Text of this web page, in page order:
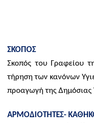
ΣΚΟΠΟΣ
Σκοπός του Γραφείου
τήρηση των κανόνων
προαγωγή της Δημόσιας
ΑΡΜΟΔΙΟΤΗΤΕΣ-